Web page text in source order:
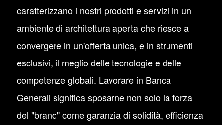
caratterizzano i nostri prodotti e servizi in un
ambiente di architettura aperta che riesce a
convergere in un'offerta unica, e in strumenti
esclusivi, il meglio delle tecnologie e delle
competenze globali. Lavorare in Banca
Generali significa sposarne non solo la forza
del "brand" come garanzia di solidità, efficienza